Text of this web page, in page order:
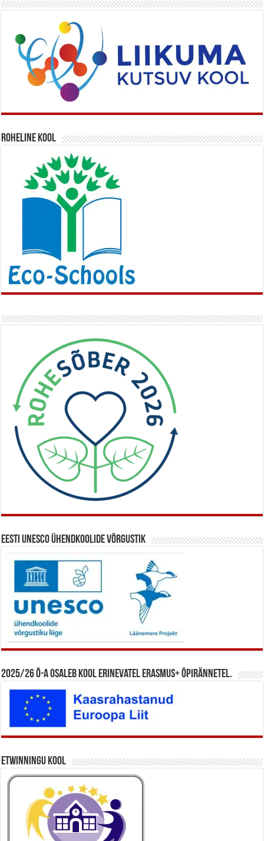
Roheline kool
Eesti UNESCO ühendkoolide võrgustik
2025/26 õ-a osaleb kool erinevatel Erasmus+ õpirännetel.
eTwinningu kool